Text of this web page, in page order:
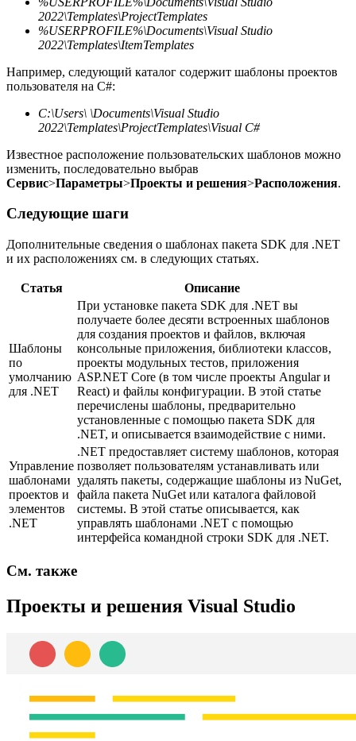
2022\Templates\ProjectTemplates
%USERPROFILE%\Documents\Visual Studio
2022\Templates\ItemTemplates
Например, следующий каталог содержит шаблоны проектов
пользователя на C#:
C:\Users\ \Documents\Visual Studio
2022\Templates\ProjectTemplates\Visual C#
Известное расположение пользовательских шаблонов можно
изменить, последовательно выбрав
Сервис>Параметры>Проекты и решения>Расположения.
Следующие шаги
Дополнительные сведения о шаблонах пакета SDK для .NET
и их расположениях см. в следующих статьях.
Статья Описание
Шаблоны
по
умолчанию
для .NET
При установке пакета SDK для .NET вы
получаете более десяти встроенных шаблонов
для создания проектов и файлов, включая
консольные приложения, библиотеки классов,
проекты модульных тестов, приложения
ASP.NET Core (в том числе проекты Angular и
React) и файлы конфигурации. В этой статье
перечислены шаблоны, предварительно
установленные с помощью пакета SDK для
.NET, и описывается взаимодействие с ними.
Управление
шаблонами
проектов и
элементов
.NET
.NET предоставляет систему шаблонов, которая
позволяет пользователям устанавливать или
удалять пакеты, содержащие шаблоны из NuGet,
файла пакета NuGet или каталога файловой
системы. В этой статье описывается, как
управлять шаблонами .NET с помощью
интерфейса командной строки SDK для .NET.
См. также
Проекты и решения Visual Studio